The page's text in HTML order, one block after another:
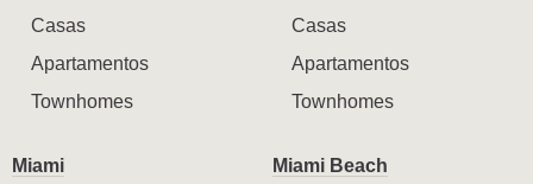
Casas
Apartamentos
Townhomes
Casas
Apartamentos
Townhomes
Miami
Miami Beach